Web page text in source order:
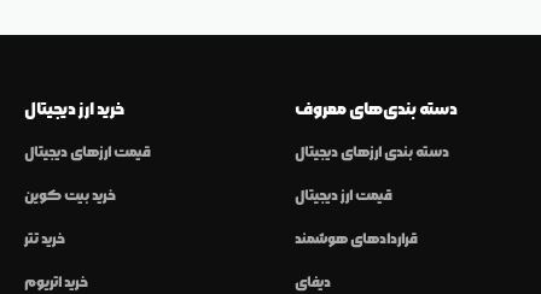
خرید ارز دیجیتال
قیمت ارزهای دیجیتال
خرید بیت کوین
خرید تتر
خرید اتریوم
دسته بندی‌های معروف
دسته بندی ارزهای دیجیتال
قیمت ارز دیجیتال
قراردادهای هوشمند
دیفای